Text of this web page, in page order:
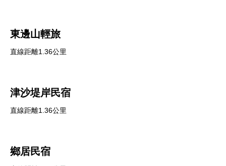
東邊山輕旅
直線距離1.36公里
津沙堤岸民宿
直線距離1.36公里
鄉居民宿